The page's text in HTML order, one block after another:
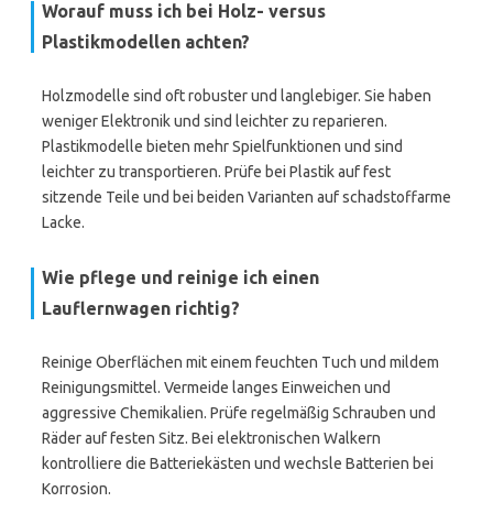
Worauf muss ich bei Holz- versus
Plastikmodellen achten?
Holzmodelle sind oft robuster und langlebiger. Sie haben
weniger Elektronik und sind leichter zu reparieren.
Plastikmodelle bieten mehr Spielfunktionen und sind
leichter zu transportieren. Prüfe bei Plastik auf fest
sitzende Teile und bei beiden Varianten auf schadstoffarme
Lacke.
Wie pflege und reinige ich einen
Lauflernwagen richtig?
Reinige Oberflächen mit einem feuchten Tuch und mildem
Reinigungsmittel. Vermeide langes Einweichen und
aggressive Chemikalien. Prüfe regelmäßig Schrauben und
Räder auf festen Sitz. Bei elektronischen Walkern
kontrolliere die Batteriekästen und wechsle Batterien bei
Korrosion.